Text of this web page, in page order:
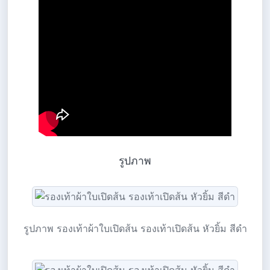
รูปภาพ
รูปภาพ รองเท้าผ้าใบเปิดส้น รองเท้าเปิดส้น หัวยิ้ม สีดำ